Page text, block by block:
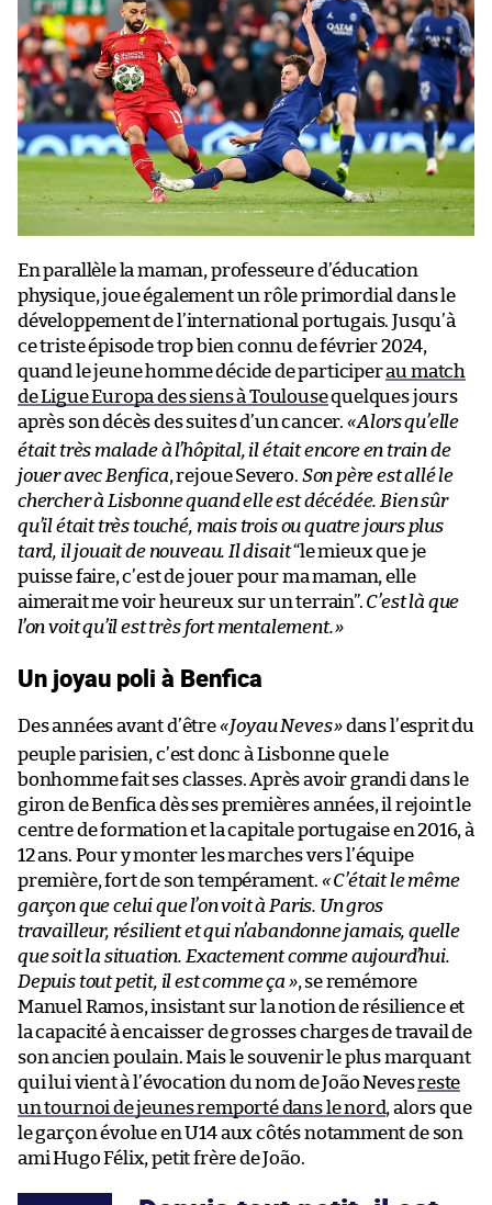
En parallèle la maman, professeure d’éducation
physique, joue également un rôle primordial dans le
développement de l’international portugais. Jusqu’à
ce triste épisode trop bien connu de février 2024,
quand le jeune homme décide de participerau match
de Ligue Europa des siens à Toulousequelques jours
après son décès des suites d’un cancer. «Alors qu’elle
était très malade à l’hôpital, il était encore en train de
jouer avec Benfica, rejoue Severo. Son père est allé le
chercher à Lisbonne quand elle est décédée. Bien sûr
qu’il était très touché, mais trois ou quatre jours plus
tard, il jouait de nouveau. Il disait“le mieux que je
puisse faire, c’est de jouer pour ma maman, elle
aimerait me voir heureux sur un terrain”. C’est là que
l’on voit qu’il est très fort mentalement.»
Un joyau poli à Benfica
Des années avant d’être«Joyau Neves»dans l’esprit du
peuple parisien, c’est donc à Lisbonne que le
bonhomme fait ses classes. Après avoir grandi dans le
giron de Benfica dès ses premières années, il rejoint le
centre de formation et la capitale portugaise en 2016, à
12 ans. Pour y monter les marches vers l’équipe
première, fort de son tempérament. « C’était le même
garçon que celui que l’on voit à Paris. Un gros
travailleur, résilient et qui n’abandonne jamais, quelle
que soit la situation. Exactement comme aujourd’hui.
Depuis tout petit, il est comme ça », se remémore
Manuel Ramos, insistant sur la notion de résilience et
la capacité à encaisser de grosses charges de travail de
son ancien poulain. Mais le souvenir le plus marquant
qui lui vient à l’évocation du nom de João Nevesreste
un tournoi de jeunes remporté dans le nord, alors que
le garçon évolue en U14 aux côtés notamment de son
ami Hugo Félix, petit frère de João.